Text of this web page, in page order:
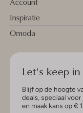
Inspiratie
Omoda
Let's keep
Blijf op de hoogte
deals, speciaal
en maak kans op €